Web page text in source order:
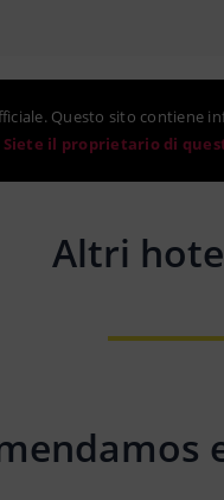
Questo sito contiene
Siete il proprietario di
Altri